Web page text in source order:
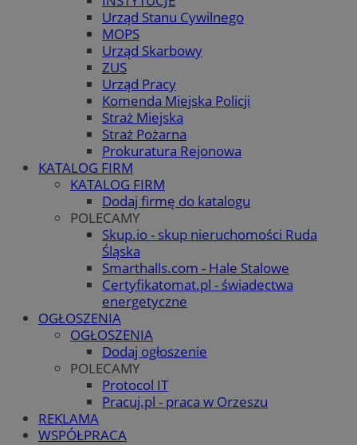
Urząd Stanu Cywilnego
MOPS
Urząd Skarbowy
ZUS
Urząd Pracy
Komenda Miejska Policji
Straż Miejska
Straż Pożarna
Prokuratura Rejonowa
KATALOG FIRM
KATALOG FIRM
Dodaj firmę do katalogu
POLECAMY
Skup.io - skup nieruchomości Ruda
Śląska
Smarthalls.com - Hale Stalowe
Certyfikatomat.pl - świadectwa
energetyczne
OGŁOSZENIA
OGŁOSZENIA
Dodaj ogłoszenie
POLECAMY
Protocol IT
Pracuj.pl - praca w Orzeszu
REKLAMA
WSPÓŁPRACA